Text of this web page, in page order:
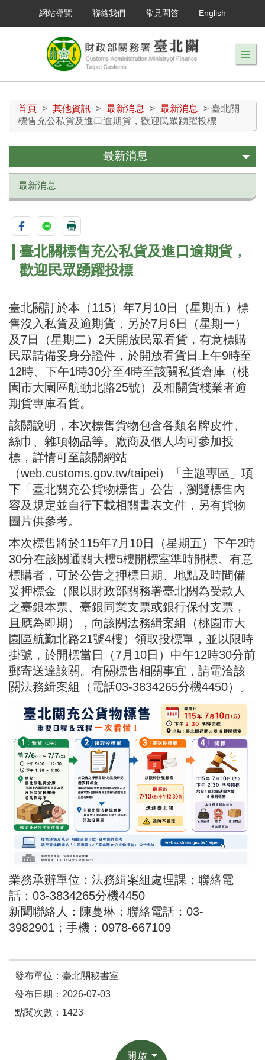
網站導覽 聯絡我們 常見問答 English
首頁 > 其他資訊 > 最新消息 > 最新消息
> 臺北關
標售充公私貨及進口逾期貨，歡迎民眾踴躍投標
最新消息
最新消息
臺北關標售充公私貨及進口逾期貨，
歡迎民眾踴躍投標
臺北關訂於本（115）年7月10日（星期五）標
售沒入私貨及逾期貨，另於7月6日（星期一）
及7日（星期二）2天開放民眾看貨，有意標購
民眾請備妥身分證件，於開放看貨日上午9時至
12時、下午1時30分至4時至該關私貨倉庫（桃
園市大園區航勤北路25號）及相關貨棧業者逾
期貨專庫看貨。
該關說明，本次標售貨物包含各類名牌皮件、
絲巾、雜項物品等。廠商及個人均可參加投
標，詳情可至該關網站
（web.customs.gov.tw/taipei）「主題專區」項
下「臺北關充公貨物標售」公告，瀏覽標售內
容及規定並自行下載相關書表文件，另有貨物
圖片供參考。
本次標售將於115年7月10日（星期五）下午2時
30分在該關通關大樓5樓開標室準時開標。有意
標購者，可於公告之押標日期、地點及時間備
妥押標金（限以財政部關務署臺北關為受款人
之臺銀本票、臺銀同業支票或銀行保付支票，
且應為即期），向該關法務緝案組（桃園市大
園區航勤北路21號4樓）領取投標單，並以限時
掛號，於開標當日（7月10日）中午12時30分前
郵寄送達該關。有關標售相關事宜，請電洽該
關法務緝案組（電話03-3834265分機4450）。
業務承辦單位：法務緝案組處理課；聯絡電
話：03-3834265分機4450
新聞聯絡人：陳蔓琳；聯絡電話：03-
3982901；手機：0978-667109
發布單位：臺北關秘書室
發布日期：2026-07-03
點閱次數：1423
開啟